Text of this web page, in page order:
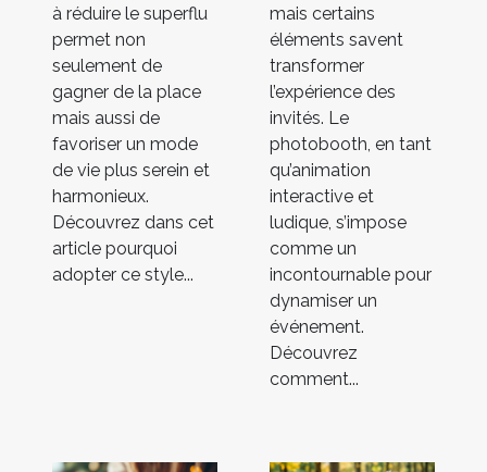
à réduire le superflu
permet non
seulement de
gagner de la place
mais aussi de
favoriser un mode
de vie plus serein et
harmonieux.
Découvrez dans cet
article pourquoi
adopter ce style...
mais certains
éléments savent
transformer
l’expérience des
invités. Le
photobooth, en tant
qu’animation
interactive et
ludique, s’impose
comme un
incontournable pour
dynamiser un
événement.
Découvrez
comment...